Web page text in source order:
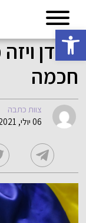
פתח סרגל נגישות
גולדן
חכמה
צוות כתבה
06 יולי, 2021 10:31